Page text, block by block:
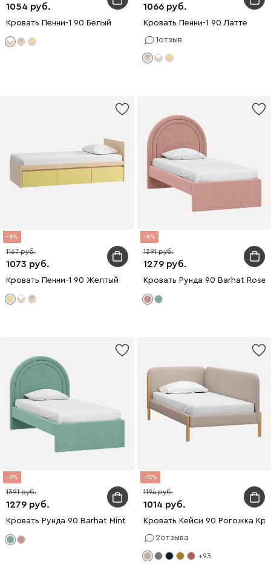
1054
Кровать Пенни-1 90 Белый
1066
Кровать Пенни-1 90 Латте
1отзыв
8
1073
1167
Кровать Пенни-1 90 Желтый
8
1279
1391
Кровать Рунда 90 Barhat Rose
8
1279
1391
Кровать Рунда 90 Barhat Mint
15
1014
1194
Кровать Кейси 90 Рогожка
2отзыва
+93